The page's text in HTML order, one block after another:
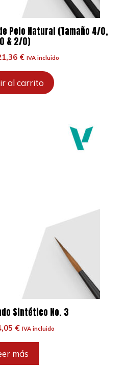
Pelo Natural (Tamaño 4/0,
& 2/0)
€El
actual
es:
IVA incluido
al carrito
Sintético No. 3
original
€El
actual
es:
IVA incluido
más